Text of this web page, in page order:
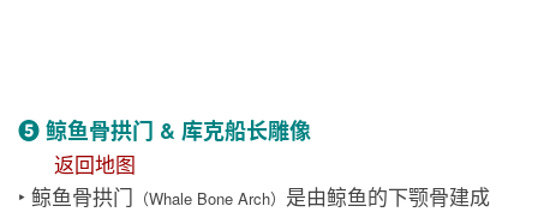
❺ 鲸鱼骨拱门 & 库克船长雕像
返回地图
‣ 鲸鱼骨拱门 （Whale Bone Arch） 是由鲸鱼的下颚骨建成